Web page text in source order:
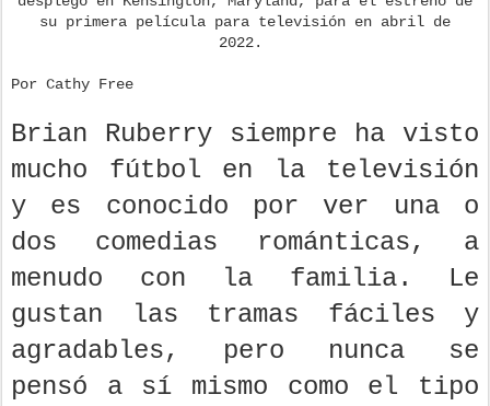
su primera película para televisión en abril de
2022.
Por Cathy Free
Brian Ruberry siempre ha visto
mucho fútbol en la televisión
y es conocido por ver una o
dos comedias románticas, a
menudo con la familia. Le
gustan las tramas fáciles y
agradables, pero nunca se
pensó a sí mismo como el tipo